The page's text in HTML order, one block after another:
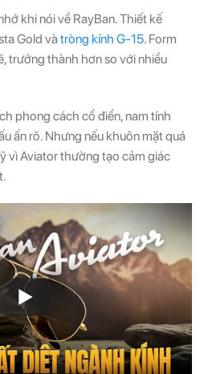
khi nói về RayBan. Thiết kế
Gold vàtròng kính G-15. Form
trưởng thành hơn so với nhiều
phong cách cổ điển, nam tính
ấn rõ. Nhưng nếu khuôn mặt quá
vì Aviator thường tạo cảm giác